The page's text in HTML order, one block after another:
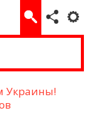
Украины!